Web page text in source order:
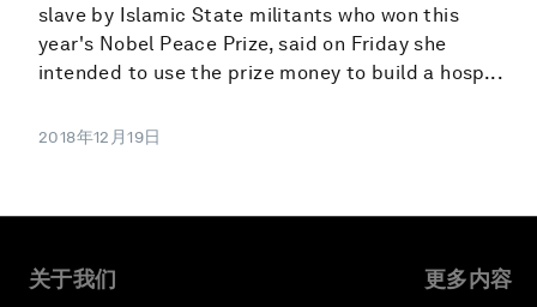
slave by Islamic State militants who won this
year's Nobel Peace Prize, said on Friday she
intended to use the prize money to build a hosp...
2018年12月19日
关于我们 更多内容